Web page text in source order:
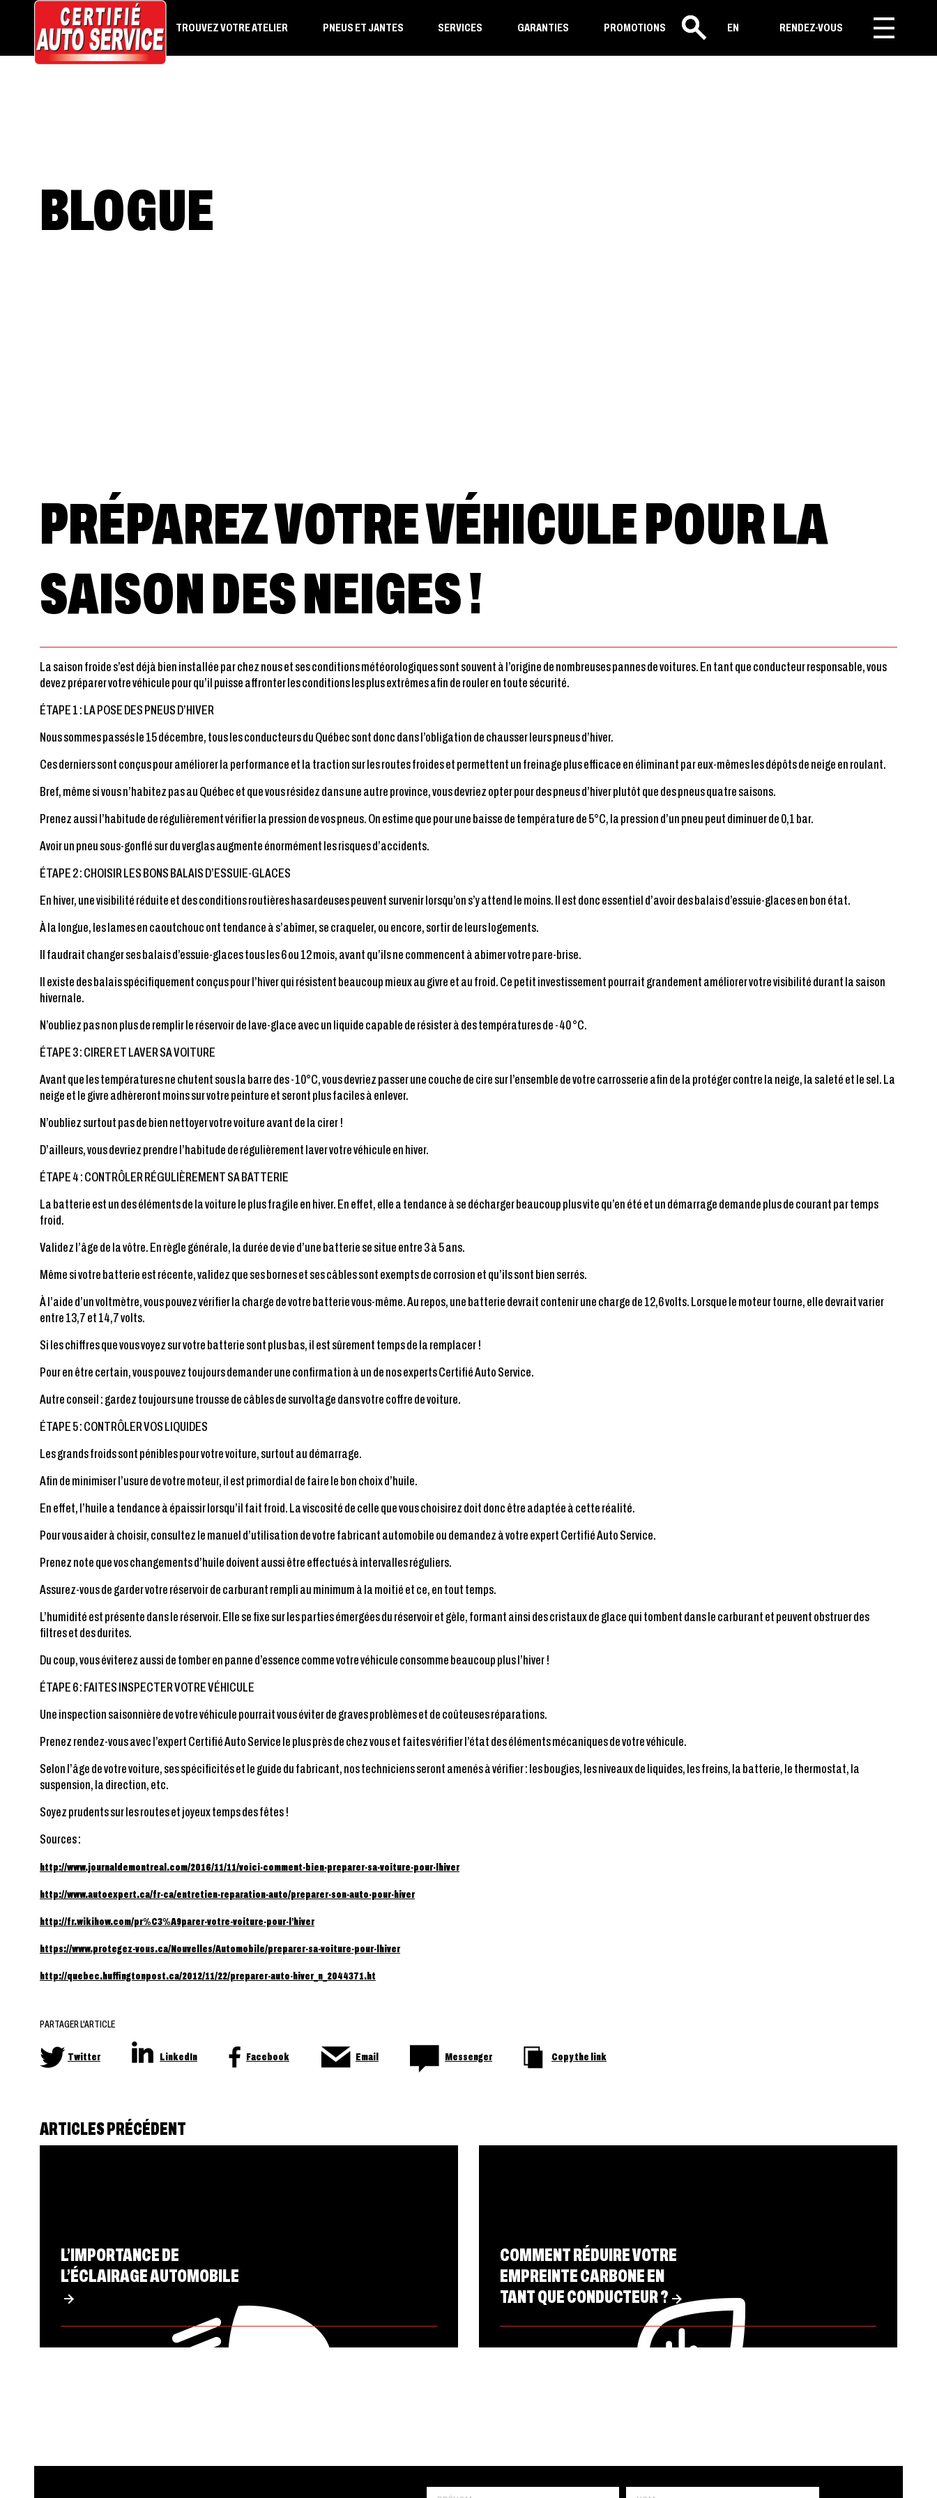
TROUVEZ VOTRE ATELIER PNEUS ET JANTES SERVICES GARANTIES PROMOTIONS RENDEZ-VOUS
EN
Rechercher
BLOGUE
PRÉPAREZ VOTRE VÉHICULE POUR LA
SAISON DES NEIGES !
La saison froide s’est déjà bien installée par chez nous et ses conditions météorologiques sont souvent à l’origine de nombreuses pannes de voitures. En tant que conducteur responsable, vous
devez préparer votre véhicule pour qu’il puisse affronter les conditions les plus extrêmes afin de rouler en toute sécurité.
ÉTAPE 1 : LA POSE DES PNEUS D’HIVER
Nous sommes passés le 15 décembre, tous les conducteurs du Québec sont donc dans l’obligation de chausser leurs pneus d’hiver.
Ces derniers sont conçus pour améliorer la performance et la traction sur les routes froides et permettent un freinage plus efficace en éliminant par eux-mêmes les dépôts de neige en roulant.
Bref, même si vous n’habitez pas au Québec et que vous résidez dans une autre province, vous devriez opter pour des pneus d’hiver plutôt que des pneus quatre saisons.
Prenez aussi l’habitude de régulièrement vérifier la pression de vos pneus. On estime que pour une baisse de température de 5°C, la pression d’un pneu peut diminuer de 0,1 bar.
Avoir un pneu sous-gonflé sur du verglas augmente énormément les risques d’accidents.
ÉTAPE 2 : CHOISIR LES BONS BALAIS D’ESSUIE-GLACES
En hiver, une visibilité réduite et des conditions routières hasardeuses peuvent survenir lorsqu’on s’y attend le moins. Il est donc essentiel d’avoir des balais d’essuie-glaces en bon état.
À la longue, les lames en caoutchouc ont tendance à s’abîmer, se craqueler, ou encore, sortir de leurs logements.
Il faudrait changer ses balais d’essuie-glaces tous les 6 ou 12 mois, avant qu’ils ne commencent à abimer votre pare-brise.
Il existe des balais spécifiquement conçus pour l’hiver qui résistent beaucoup mieux au givre et au froid. Ce petit investissement pourrait grandement améliorer votre visibilité durant la saison
hivernale.
N’oubliez pas non plus de remplir le réservoir de lave-glace avec un liquide capable de résister à des températures de -40 °C.
ÉTAPE 3 : CIRER ET LAVER SA VOITURE
Avant que les températures ne chutent sous la barre des -10°C, vous devriez passer une couche de cire sur l’ensemble de votre carrosserie afin de la protéger contre la neige, la saleté et le sel. La
neige et le givre adhèreront moins sur votre peinture et seront plus faciles à enlever.
N’oubliez surtout pas de bien nettoyer votre voiture avant de la cirer !
D’ailleurs, vous devriez prendre l’habitude de régulièrement laver votre véhicule en hiver.
ÉTAPE 4 : CONTRÔLER RÉGULIÈREMENT SA BATTERIE
La batterie est un des éléments de la voiture le plus fragile en hiver. En effet, elle a tendance à se décharger beaucoup plus vite qu’en été et un démarrage demande plus de courant par temps
froid.
Validez l’âge de la vôtre. En règle générale, la durée de vie d’une batterie se situe entre 3 à 5 ans.
Même si votre batterie est récente, validez que ses bornes et ses câbles sont exempts de corrosion et qu’ils sont bien serrés.
À l’aide d’un voltmètre, vous pouvez vérifier la charge de votre batterie vous-même. Au repos, une batterie devrait contenir une charge de 12,6 volts. Lorsque le moteur tourne, elle devrait varier
entre 13,7 et 14,7 volts.
Si les chiffres que vous voyez sur votre batterie sont plus bas, il est sûrement temps de la remplacer !
Pour en être certain, vous pouvez toujours demander une confirmation à un de nos experts Certifié Auto Service.
Autre conseil : gardez toujours une trousse de câbles de survoltage dans votre coffre de voiture.
ÉTAPE 5 : CONTRÔLER VOS LIQUIDES
Les grands froids sont pénibles pour votre voiture, surtout au démarrage.
Afin de minimiser l’usure de votre moteur, il est primordial de faire le bon choix d’huile.
En effet, l’huile a tendance à épaissir lorsqu’il fait froid. La viscosité de celle que vous choisirez doit donc être adaptée à cette réalité.
Pour vous aider à choisir, consultez le manuel d’utilisation de votre fabricant automobile ou demandez à votre expert Certifié Auto Service.
Prenez note que vos changements d’huile doivent aussi être effectués à intervalles réguliers.
Assurez-vous de garder votre réservoir de carburant rempli au minimum à la moitié et ce, en tout temps.
L’humidité est présente dans le réservoir. Elle se fixe sur les parties émergées du réservoir et gèle, formant ainsi des cristaux de glace qui tombent dans le carburant et peuvent obstruer des
filtres et des durites.
Du coup, vous éviterez aussi de tomber en panne d’essence comme votre véhicule consomme beaucoup plus l’hiver !
ÉTAPE 6 : FAITES INSPECTER VOTRE VÉHICULE
Une inspection saisonnière de votre véhicule pourrait vous éviter de graves problèmes et de coûteuses réparations.
Prenez rendez-vous avec l’expert Certifié Auto Service le plus près de chez vous et faites vérifier l’état des éléments mécaniques de votre véhicule.
Selon l’âge de votre voiture, ses spécificités et le guide du fabricant, nos techniciens seront amenés à vérifier : les bougies, les niveaux de liquides, les freins, la batterie, le thermostat, la
suspension, la direction, etc.
Soyez prudents sur les routes et joyeux temps des fêtes !
Sources :
http://www.journaldemontreal.com/2016/11/11/voici-comment-bien-preparer-sa-voiture-pour-lhiver
http://www.autoexpert.ca/fr-ca/entretien-reparation-auto/preparer-son-auto-pour-hiver
http://fr.wikihow.com/pr%C3%A9parer-votre-voiture-pour-l’hiver
https://www.protegez-vous.ca/Nouvelles/Automobile/preparer-sa-voiture-pour-lhiver
http://quebec.huffingtonpost.ca/2012/11/22/preparer-auto-hiver_n_2044371.ht
PARTAGER L'ARTICLE
Twitter LinkedIn Facebook Email Messenger Copy the link
ARTICLES PRÉCÉDENT
L’IMPORTANCE DE
L’ÉCLAIRAGE AUTOMOBILE
COMMENT RÉDUIRE VOTRE
EMPREINTE CARBONE EN
TANT QUE CONDUCTEUR ?